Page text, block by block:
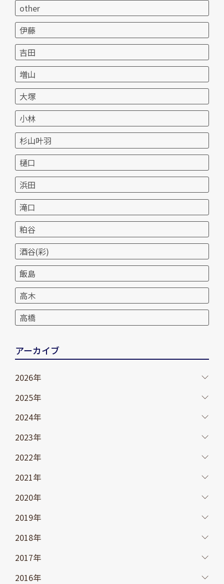
other
伊藤
吉田
増山
大塚
小林
杉山叶羽
樋口
浜田
滝口
粕谷
酒谷(彩)
飯島
高木
高橋
アーカイブ
2026年
2025年
2024年
2023年
2022年
2021年
2020年
2019年
2018年
2017年
2016年